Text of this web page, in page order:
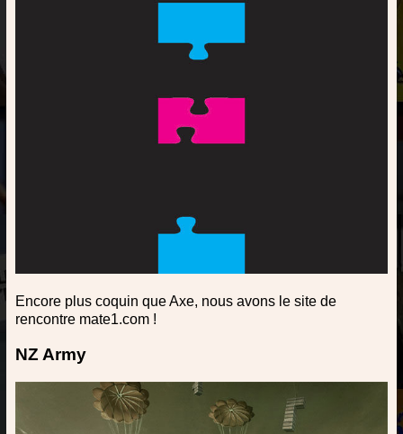
Encore plus coquin que Axe, nous avons le site de
rencontre mate1.com !
NZ Army